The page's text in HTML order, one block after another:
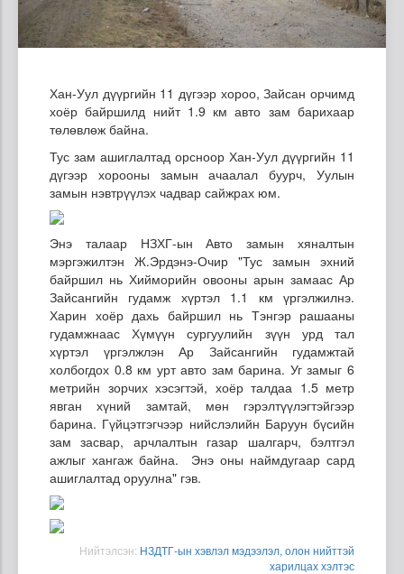
Хан-Уул дүүргийн 11 дүгээр хороо, Зайсан орчимд
хоёр байршилд нийт 1.9 км авто зам барихаар
төлөвлөж байна.
Тус зам ашиглалтад орсноор Хан-Уул дүүргийн 11
дүгээр хорооны замын ачаалал буурч, Уулын
замын нэвтрүүлэх чадвар сайжрах юм.
Энэ талаар НЗХГ-ын Авто замын хяналтын
мэргэжилтэн Ж.Эрдэнэ-Очир "Тус замын эхний
байршил нь Хийморийн овооны арын замаас Ар
Зайсангийн гудамж хүртэл 1.1 км үргэлжилнэ.
Харин хоёр дахь байршил нь Тэнгэр рашааны
гудамжнаас Хүмүүн сургуулийн зүүн урд тал
хүртэл үргэлжлэн Ар Зайсангийн гудамжтай
холбогдох 0.8 км урт авто зам барина. Уг замыг 6
метрийн зорчих хэсэгтэй, хоёр талдаа 1.5 метр
явган хүний замтай, мөн гэрэлтүүлэгтэйгээр
барина. Гүйцэтгэгчээр нийслэлийн Баруун бүсийн
зам засвар, арчлалтын газар шалгарч, бэлтгэл
ажлыг хангаж байна. Энэ оны наймдугаар сард
ашиглалтад оруулна" гэв.
Нийтэлсэн: НЗДТГ-ын хэвлэл мэдээлэл, олон нийттэй
харилцах хэлтэс